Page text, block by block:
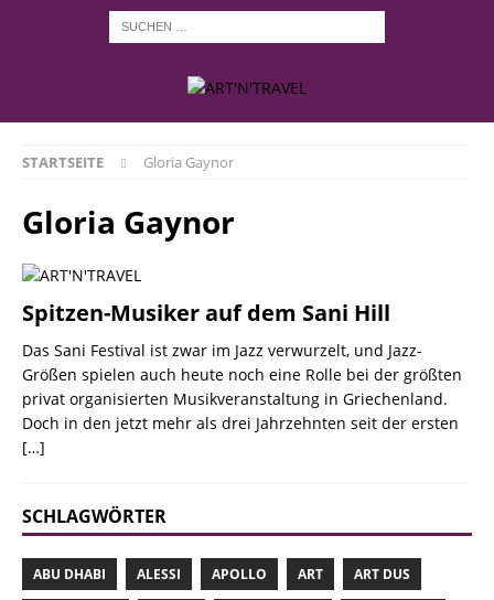
STARTSEITE Gloria Gaynor
Gloria Gaynor
Spitzen-Musiker auf dem Sani Hill
Das Sani Festival ist zwar im Jazz verwurzelt, und Jazz-
Größen spielen auch heute noch eine Rolle bei der größten
privat organisierten Musikveranstaltung in Griechenland.
Doch in den jetzt mehr als drei Jahrzehnten seit der ersten
[…]
SCHLAGWÖRTER
ABU DHABI ALESSI APOLLO ART ART DUS